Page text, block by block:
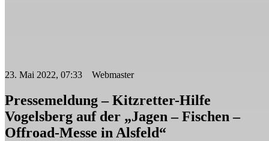
23. Mai 2022, 07:33 Webmaster
Pressemeldung – Kitzretter-Hilfe
Vogelsberg auf der „Jagen – Fischen –
Offroad-Messe in Alsfeld“